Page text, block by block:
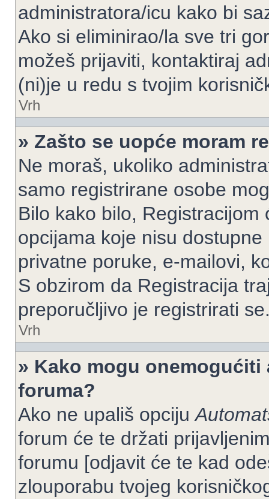
administratora/icu kako bi
Ako si eliminirao/la sve tri
možeš prijaviti, kontaktiraj
(ni)je u redu s tvojim
Vrh
» Zašto se uopće moram
Ne moraš, ukoliko
samo registrirane osobe
Bilo kako bilo,
opcijama koje nisu
privatne poruke, e-mailovi,
S obzirom da Registracija
preporučljivo je registrirati
Vrh
» Kako mogu
foruma?
Ako ne upališ opciju
forum će te držati
forumu [odjavit će te kad
zlouporabu tvojeg